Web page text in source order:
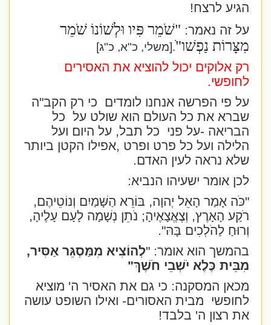
הגיע לרצח!
על זה נאמר:"שֹׁמֵר פִּיו וּלְשׁוֹנוֹ שֹׁמֵר
מִצָּרוֹת נַפְשׁו"ֹ.[משלי, כ"א, כ"ג]
רק אלוקים יכול להוציא את האסירים
לחופשי.
על פי הפרשה אנחנו לומדים כי רק הקב"ה
שברא את כל העולם הוא שולט על כל
הבריאה -על פני כל תבל, על היום ועל
הלילה ועל כל פרט ופרט ,אפילו הקטן ביותר
שלא נראה לעין האדם.
לכן אומר ישעיהו הנביא:
"כֹּה אָמַר הָאֵל יְהוָה, בּוֹרֵא הַשָּׁמַיִם וְנוֹטֵיהֶם,
רֹקַע הָאָרֶץ, וְצֶאֱצָאֶיהָ; נֹתֵן נְשָׁמָה לָעָם עָלֶיהָ,
וְרוּחַ לַהֹלְכִים בָּהּ".
בהמשך הוא אומר: " לְהוֹצִיא מִמַּסְגֵּר אַסִּיר,
מִבֵּית כֶּלֶא יֹשְׁבֵי חֹשֶׁךְ"
מכאן המסקנה: כי גם את האסיר ה' מוציא
לחופשי מבית האסורים- ואילו השופט עושה
את רצון ה' בלבד!